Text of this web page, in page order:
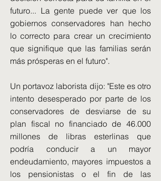
futuro... La gente puede ver que los
gobiernos conservadores han hecho
lo correcto para crear un crecimiento
que signifique que las familias serán
más prósperas en el futuro".
Un portavoz laborista dijo: "Este es otro
intento desesperado por parte de los
conservadores de desviarse de su
plan fiscal no financiado de 46.000
millones de libras esterlinas que
podría conducir a un mayor
endeudamiento, mayores impuestos a
los pensionistas o el fin de las